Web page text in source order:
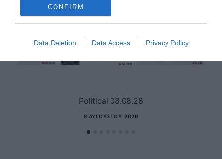
CONFIRM
Data Deletion Data Access Privacy Policy
Political 08.08.26
8 ΑΥΓΟΎΣΤΟΥ, 2026